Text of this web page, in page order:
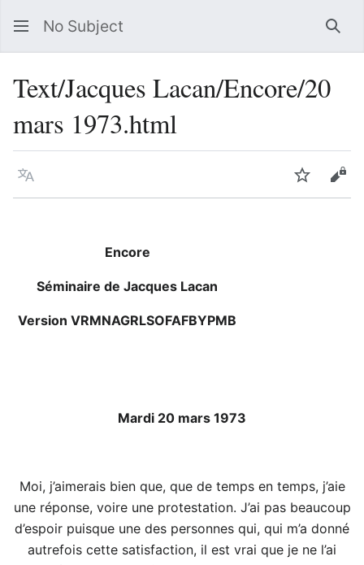
No Subject
Text/Jacques Lacan/Encore/20
mars 1973.html
Language Watch
Encore
Séminaire de Jacques Lacan
Version VRMNAGRLSOFAFBYPMB
Mardi 20 mars 1973
Moi, j’aimerais bien que, que de temps en temps, j’aie
une réponse, voire une protestation. J’ai pas beaucoup
d’espoir puisque une des personnes qui, qui m’a donné
autrefois cette satisfaction, il est vrai que je ne l’ai